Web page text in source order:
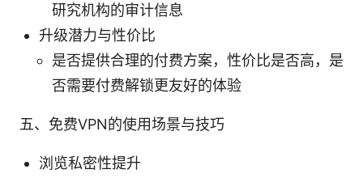
研究机构的审计信息
升级潜力与性价比
是否提供合理的付费方案，性价比是否高，是
否需要付费解锁更友好的体验
五、免费VPN的使用场景与技巧
浏览私密性提升